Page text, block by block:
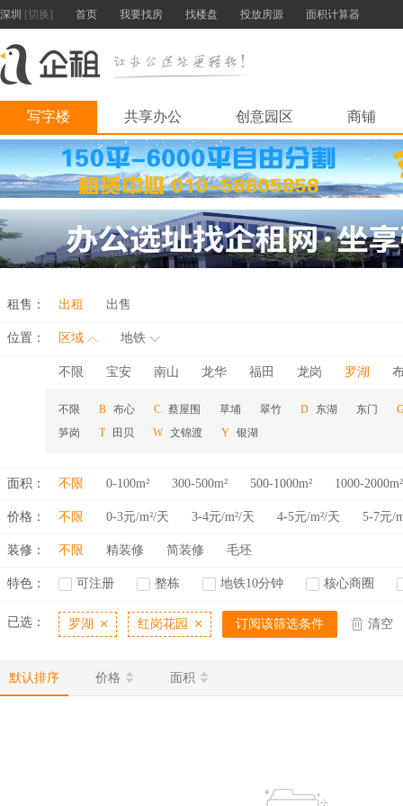
深圳 [切换] 首页 我要找房 找楼盘 投放房源 面积计算器
写字楼 共享办公 创意园区 商铺
租售： 出租 出售
位置： 区域 地铁
不限 宝安 南山 龙华 福田 龙岗 罗湖
不限 B 布心 C 蔡屋围 草埔 翠竹 D 东湖 东门
笋岗
T 田贝 W 文锦渡 Y 银湖
面积： 不限 0-100m² 300-500m² 500-1000m² 1000-2000m²
价格： 不限 0-3元/m²/天 3-4元/m²/天 4-5元/m²/天 5-7元/
装修： 不限 精装修 简装修 毛坯
特色： 可注册 整栋 地铁10分钟 核心商圈
已选： 罗湖 红岗花园 订阅该筛选条件 清空
默认排序 价格 面积